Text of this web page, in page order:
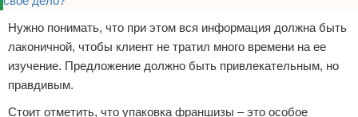
Нужно понимать, что при этом вся информация должна быть
лаконичной, чтобы клиент не тратил много времени на ее
изучение. Предложение должно быть привлекательным, но
правдивым.
Стоит отметить, что упаковка франшизы – это особое